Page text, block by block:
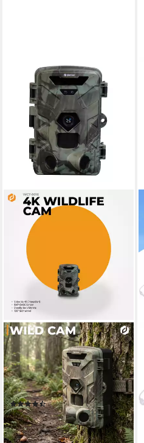
DENVER
Wildkamera WCT-8016
(Packung, 1-tlg., 1x WCL-8016
Wildkamera, Batterie oder
Netzbetrieb)
(3)
ab 32,99 €
lieferbar - in 4-5 Werktagen bei dir